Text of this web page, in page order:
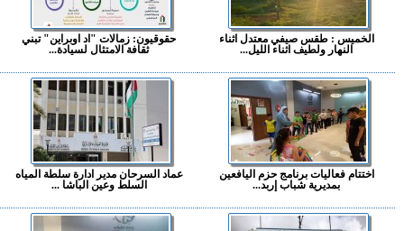
الخميس : طقس صيفي معتدل اثناء
النهار ولطيف اثناء الليل...
حقوقيون: زمالات "اد اوبراين" تبني
ثقافة الامتثال لسيادة...
اختتام فعاليات برنامج حزم اليافعين
بمديرية شباب إربد...
عماد السرحان مدير ادارة سلطة المياه
السلط وعين الباشا ...